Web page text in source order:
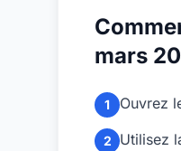
mars
1 Ouvrez
2 Utilisez